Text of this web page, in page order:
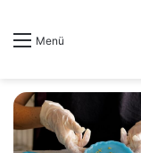
Menü